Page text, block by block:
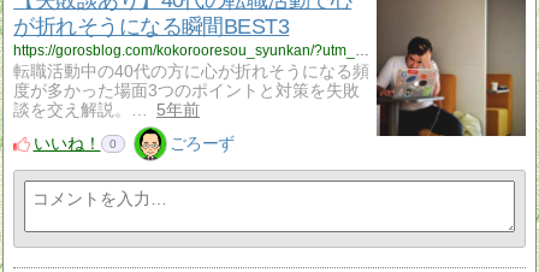
が折れそうになる瞬間BEST3
転職活動中の40代の方に心が折れそうになる頻
度が多かった場面3つのポイントと対策を失敗
談を交え解説。…
5年前
いいね！
0 ごろーず